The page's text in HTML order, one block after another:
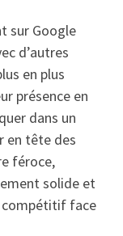
sur Google
d’autres
en plus
présence en
dans un
en tête des
féroce,
solide et
compétitif face